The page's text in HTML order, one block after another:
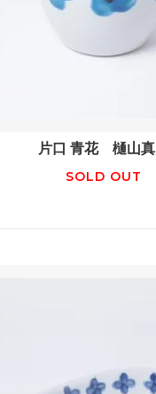
片口 青花 樋山真
SOLD OUT